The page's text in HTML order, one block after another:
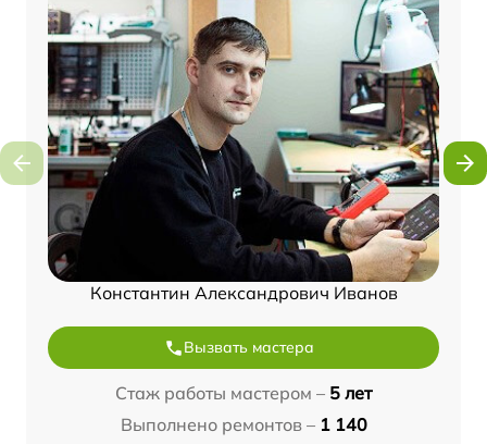
Константин Александрович Иванов
Вызвать мастера
Стаж работы мастером – 5 лет
Выполнено ремонтов – 1 140